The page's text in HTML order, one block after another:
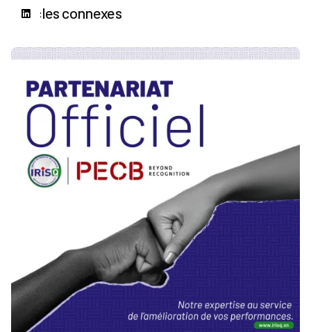
Articles connexes
Publié par